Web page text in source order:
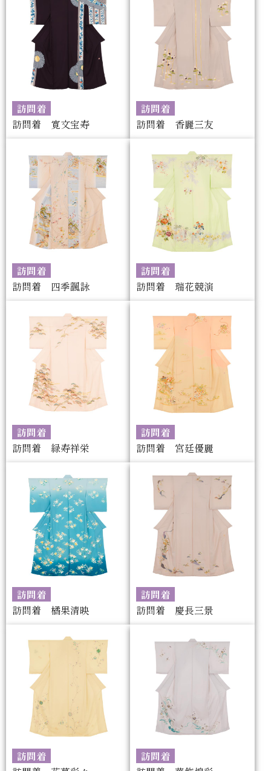
訪問着
訪問着 寛文宝寿
訪問着
訪問着 香麗三友
訪問着
訪問着 四季諷詠
訪問着
訪問着 瑞花競演
訪問着
訪問着 緑寿祥栄
訪問着
訪問着 宮廷優麗
訪問着
訪問着 橘果清映
訪問着
訪問着 慶長三景
訪問着
訪問着